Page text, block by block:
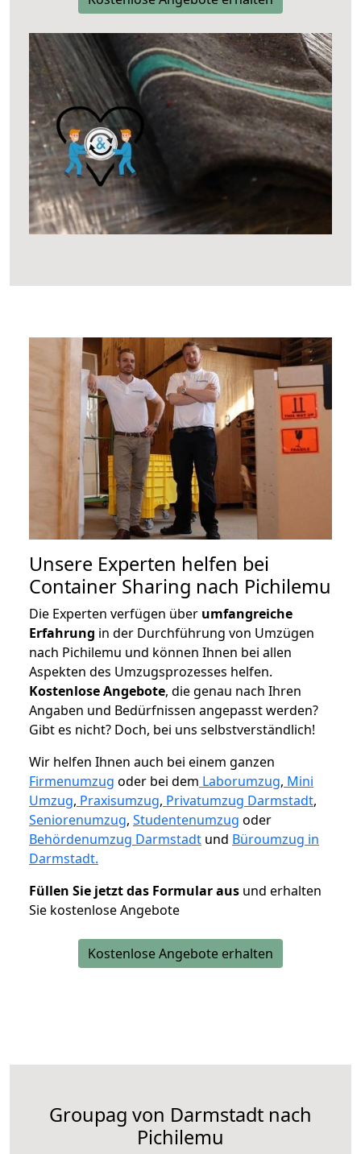
Unsere Experten helfen bei
Container Sharing nach Pichilemu
Die Experten verfügen über umfangreiche
Erfahrung in der Durchführung von Umzügen
nach Pichilemu und können Ihnen bei allen
Aspekten des Umzugsprozesses helfen.
Kostenlose Angebote, die genau nach Ihren
Angaben und Bedürfnissen angepasst werden?
Gibt es nicht? Doch, bei uns selbstverständlich!
Wir helfen Ihnen auch bei einem ganzen
Firmenumzug oder bei dem Laborumzug, Mini
Umzug, Praxisumzug, Privatumzug Darmstadt,
Seniorenumzug, Studentenumzug oder
Behördenumzug Darmstadt und Büroumzug in
Darmstadt.
Füllen Sie jetzt das Formular aus und erhalten
Sie kostenlose Angebote
Kostenlose Angebote erhalten
Groupag von Darmstadt nach
Pichilemu